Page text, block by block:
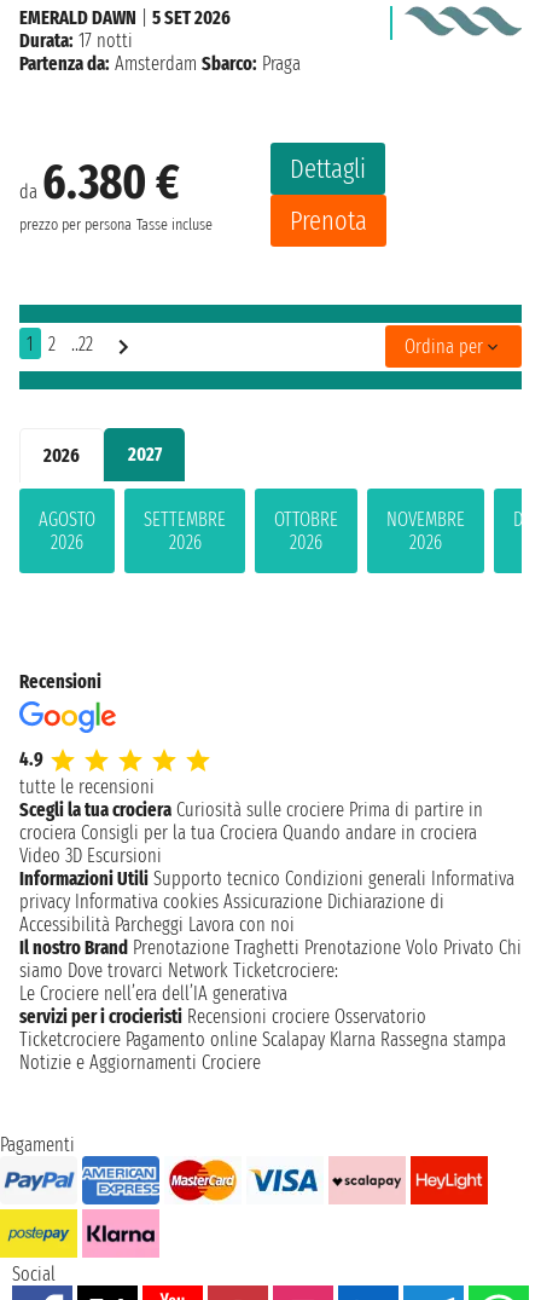
2026 2027
AGOSTO
2026
SETTEMBRE
2026
OTTOBRE
2026
NOVEMBRE
2026
da 6.380 €
prezzo per persona Tasse incluse
Dettagli
Prenota
EMERALD DAWN
5 SET 2026
Durata: 17 notti
Partenza da: Amsterdam Sbarco: Praga
1 2 ..22 Ordina per
Recensioni
4.9
tutte le recensioni
Scegli la tua crociera Curiosità sulle crociere Prima di partire in
crociera Consigli per la tua Crociera Quando andare in crociera
Video 3D Escursioni
Informazioni Utili Supporto tecnico Condizioni generali Informativa
privacy Informativa cookies Assicurazione Dichiarazione di
Accessibilità Parcheggi Lavora con noi
Il nostro Brand Prenotazione Traghetti Prenotazione Volo Privato Chi
siamo Dove trovarci Network Ticketcrociere:
Le Crociere nell’era dell’IA generativa
servizi per i crocieristi Recensioni crociere Osservatorio
Ticketcrociere Pagamento online Scalapay Klarna Rassegna stampa
Notizie e Aggiornamenti Crociere
Pagamenti
Social